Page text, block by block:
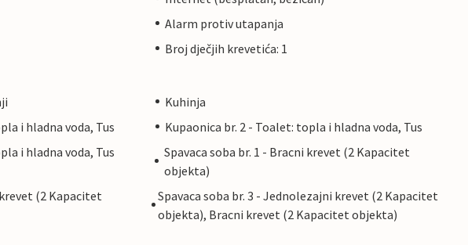
Alarm protiv utapanja
Broj dječjih krevetića: 1
Kuhinja
i hladna voda, Tus
Kupaonica br. 2 - Toalet: topla i hladna voda, Tus
i hladna voda, Tus
Spavaca soba br. 1 - Bracni krevet (2 Kapacitet
objekta)
(2 Kapacitet
Spavaca soba br. 3 - Jednolezajni krevet (2 Kapacitet
objekta), Bracni krevet (2 Kapacitet objekta)